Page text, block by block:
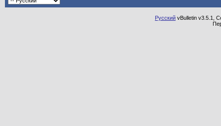
Русский vBulletin v3.5.1,